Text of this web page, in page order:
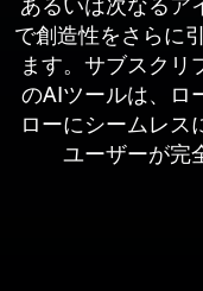
で創造性をさらに
ます。サブスクリ
のAIツールは、ロ
ローにシームレス
ユーザーが完